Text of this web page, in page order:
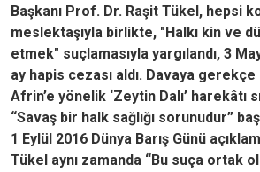
Başkanı Prof. Dr. Raşit Tükel, hepsi
meslektaşıyla birlikte, "Halkı kin ve
etmek" suçlamasıyla yargılandı, 3
ay hapis cezası aldı. Davaya
Afrin’e yönelik ‘Zeytin Dalı’ harekâtı
“Savaş bir halk sağlığı sorunudur”
1 Eylül 2016 Dünya Barış Günü
Tükel aynı zamanda “Bu suça ortak